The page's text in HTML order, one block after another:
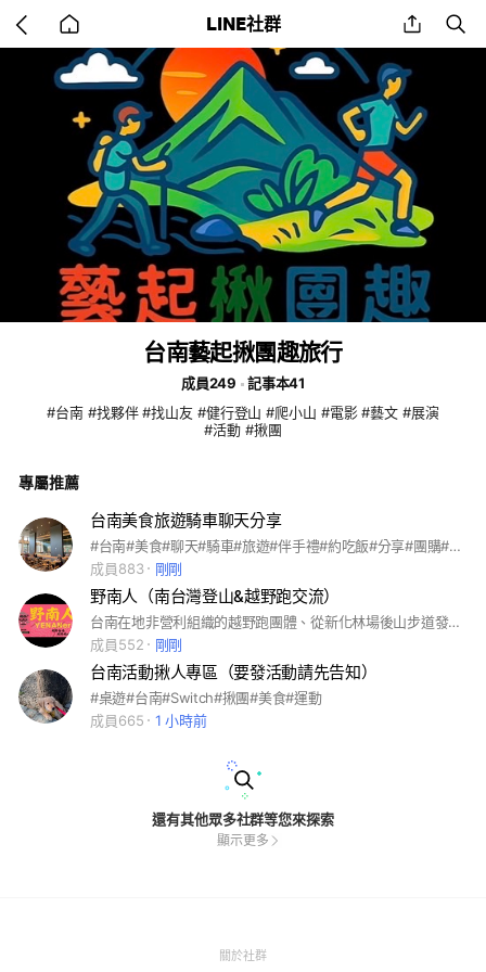
back
to
home
LINE社群 share
台南藝起揪團趣旅行
成員249
記事本41
#台南 #找夥伴 #找山友 #健行登山 #爬小山 #電影 #藝文 #展演
#活動 #揪團
專屬推薦
台南美食旅遊騎車聊天分享
#台南#美食#聊天#騎車#旅遊#伴手禮#約吃飯#分享#團購#餐廳
成員883
剛剛
野南人（南台灣登山&越野跑交流）
台南在地非營利組織的越野跑團體、從新化林場後山步道發起三進火燒腳、以南台灣大小百岳等越野山區為訓練場域、跑向全台灣、奔向全世界🏃👍💫 ▪️IG專頁： https://www.instagram.com/yenaner20250705/ ▪️FB粉專： https://www.facebook.com/groups/yenaner2025
成員552
剛剛
台南活動揪人專區（要發活動請先告知）
#桌遊#台南#Switch#揪團#美食#運動
成員665
1 小時前
還有其他眾多社群等您來探索
顯示更多
關於社群(Open